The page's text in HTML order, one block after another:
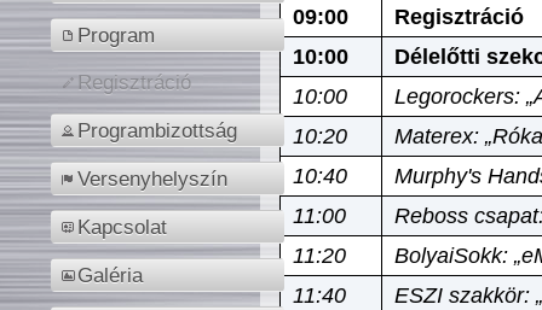
Program
Regisztráció
Programbizottság
Versenyhelyszín
Kapcsolat
Galéria
09:00
Regisztráció
10:00
Délelőtti
10:00
Legorockers:
10:20
Materex:
10:40
Murphy's
11:00
Reboss
11:20
BolyaiSokk:
11:40
ESZI szakkör: